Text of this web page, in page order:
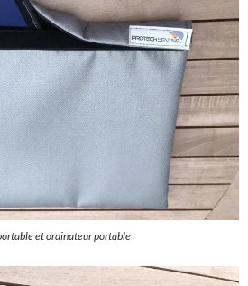
et ordinateur portable